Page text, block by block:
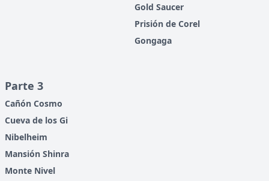
Gold Saucer
Prisión de Corel
Gongaga
Parte 3
Cañón Cosmo
Cueva de los Gi
Nibelheim
Mansión Shinra
Monte Nivel